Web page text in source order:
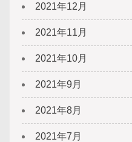
2021年12月
2021年11月
2021年10月
2021年9月
2021年8月
2021年7月